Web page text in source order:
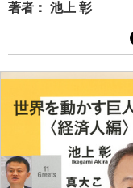
著者： 池上 彰